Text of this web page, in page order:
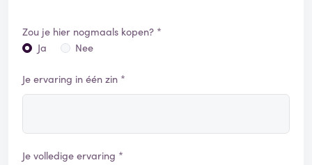
Zou je hier nogmaals kopen? *
Ja
Nee
Je ervaring in één zin *
Je volledige ervaring *